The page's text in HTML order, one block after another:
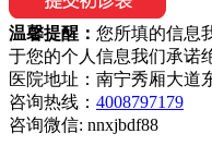
温馨提醒： 您所填的信息
于您的个人信息我们承诺
医院地址：南宁秀厢大道
咨询热线： 4008797179
咨询微信: nnxjbdf88